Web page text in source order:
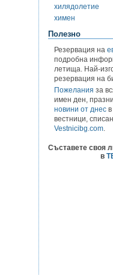
хилядолетие
химен
Полезно
Резервация на
подробна
летища. Най-
резервация на
Пожелания за
имен ден,
новини от днес
вестници,
Vestnicibg.com.
Съставете своя
в